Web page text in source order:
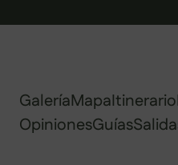
GaleríaMapaItinerario
OpinionesGuías